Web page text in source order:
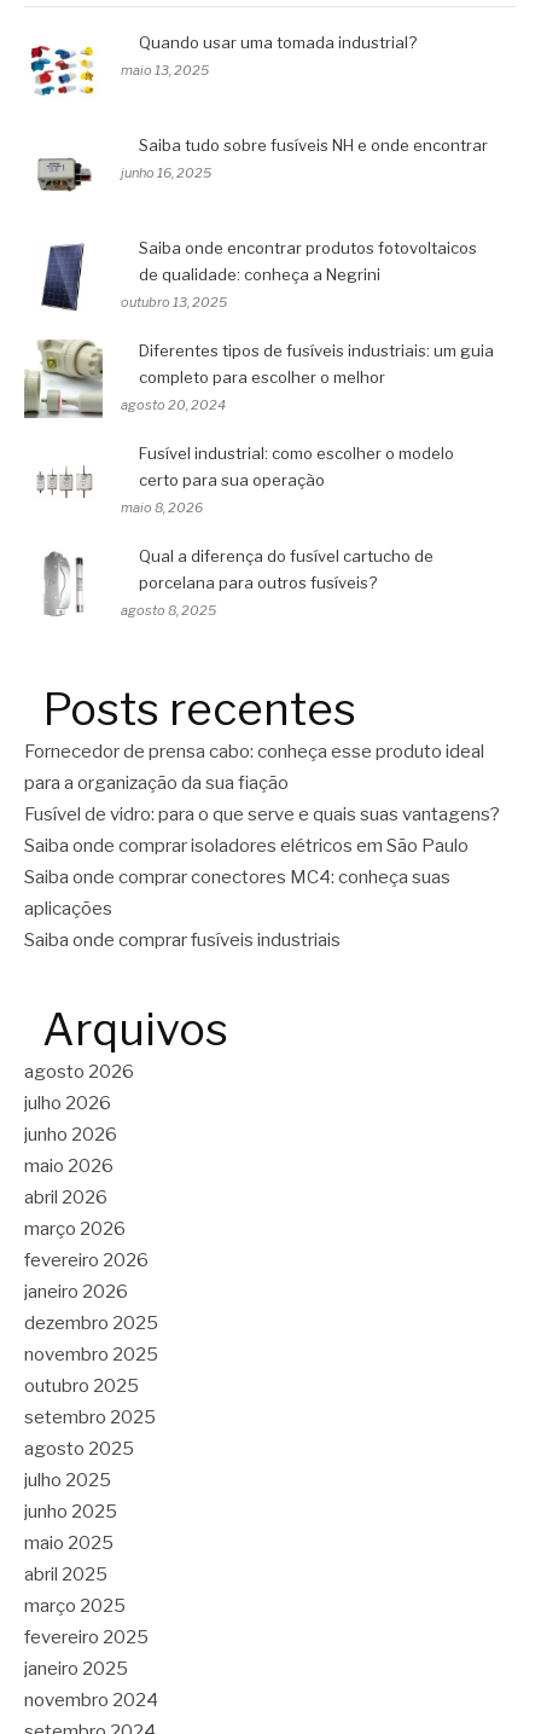
Quando usar uma tomada industrial?
maio 13, 2025
Saiba tudo sobre fusíveis NH e onde encontrar
junho 16, 2025
Saiba onde encontrar produtos fotovoltaicos
de qualidade: conheça a Negrini
outubro 13, 2025
Diferentes tipos de fusíveis industriais: um guia
completo para escolher o melhor
agosto 20, 2024
Fusível industrial: como escolher o modelo
certo para sua operação
maio 8, 2026
Qual a diferença do fusível cartucho de
porcelana para outros fusíveis?
agosto 8, 2025
Posts recentes
Fornecedor de prensa cabo: conheça esse produto ideal
para a organização da sua fiação
Fusível de vidro: para o que serve e quais suas vantagens?
Saiba onde comprar isoladores elétricos em São Paulo
Saiba onde comprar conectores MC4: conheça suas
aplicações
Saiba onde comprar fusíveis industriais
Arquivos
agosto 2026
julho 2026
junho 2026
maio 2026
abril 2026
março 2026
fevereiro 2026
janeiro 2026
dezembro 2025
novembro 2025
outubro 2025
setembro 2025
agosto 2025
julho 2025
junho 2025
maio 2025
abril 2025
março 2025
fevereiro 2025
janeiro 2025
novembro 2024